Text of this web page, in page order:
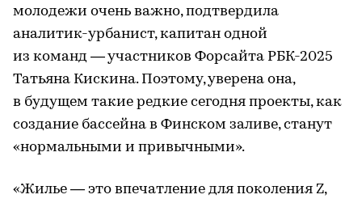
молодежи очень важно, подтвердила
аналитик-урбанист, капитан одной
из команд — участников Форсайта РБК-2025
Татьяна Кискина. Поэтому, уверена она,
в будущем такие редкие сегодня проекты, как
создание бассейна в Финском заливе, станут
«нормальными и привычными».
«Жилье — это впечатление для поколения Z,